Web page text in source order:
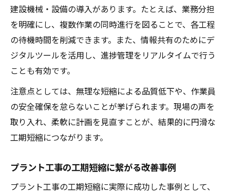
建設機械・設備の導入があります。たとえば、業務分担
を明確にし、複数作業の同時進行を図ることで、各工程
の待機時間を削減できます。また、情報共有のためにデ
ジタルツールを活用し、進捗管理をリアルタイムで行う
ことも有効です。
注意点としては、無理な短縮による品質低下や、作業員
の安全確保を怠らないことが挙げられます。現場の声を
取り入れ、柔軟に計画を見直すことが、結果的に円滑な
工期短縮につながります。
プラント工事の工期短縮に繋がる改善事例
プラント工事の工期短縮に実際に成功した事例として、